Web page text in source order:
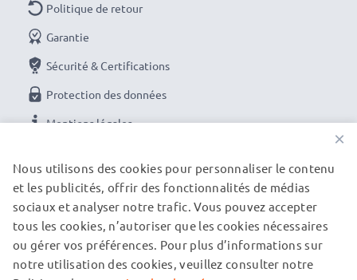
NOS OPTIONS DE PAIEMENT
Politique de retour
Garantie
Sécurité & Certifications
Protection des données
Mentions légales
NOS PARTENAIRES DE LIVRAISON
×
Nous utilisons des cookies pour personnaliser le contenu
et les publicités, offrir des fonctionnalités de médias
sociaux et analyser notre trafic. Vous pouvez accepter
tous les cookies, n’autoriser que les cookies nécessaires
ou gérer vos préférences. Pour plus d’informations sur
notre utilisation des cookies, veuillez consulter notre